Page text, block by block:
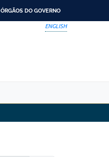
ÓRGÃOS DO GOVERNO
ENGLISH